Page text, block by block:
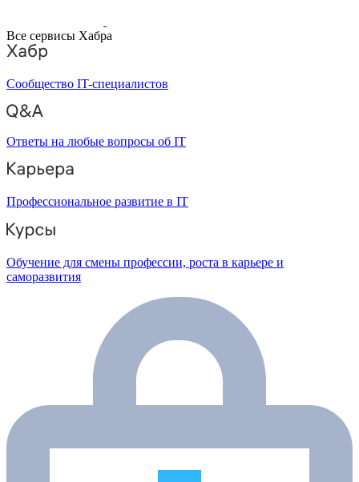
Все сервисы Хабра
Сообщество IT-специалистов
Ответы на любые вопросы об IT
Профессиональное развитие в IT
Обучение для смены профессии, роста в карьере и
саморазвития